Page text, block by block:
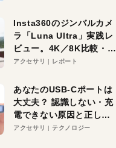
る未来はすぐそこ！
Insta360のジンバルカメ
ラ「Luna Ultra」実践レ
ビュー。4K／8K比較・ズ
ーム・夜間撮影をチェッ
アクセサリ レポート
あなたのUSB-Cポートは
大丈夫？ 認識しない・充
電できない原因と正しい
対策
アクセサリ テクノロジー